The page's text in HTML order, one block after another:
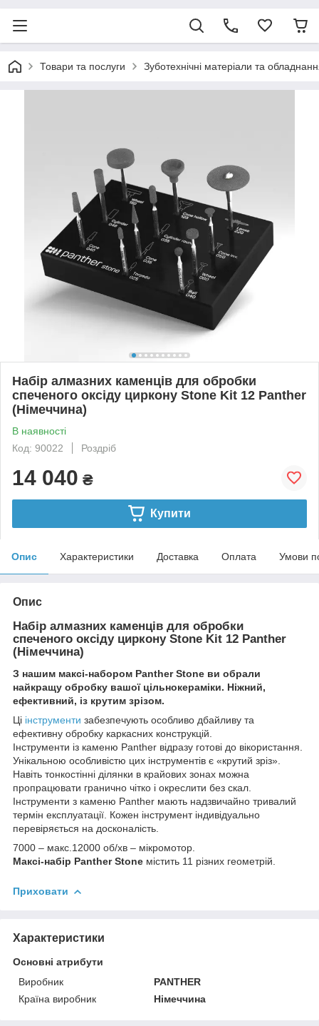
Товари та послуги Зуботехнічні матеріали та
Набір алмазних каменців для обробки
спеченого оксіду циркону Stone Kit 12 Panther
(Німеччина)
В наявності
Код: 90022
Роздріб
14 040 ₴
Купити
Опис Характеристики Доставка Оплата Умови
Опис
Набір алмазних каменців для обробки
спеченого оксіду циркону Stone Kit 12 Panther
(Німеччина)
З нашим максі-набором Panther Stone ви обрали
найкращу обробку вашої цільнокераміки. Ніжний,
ефективний, із крутим зрізом.
Ці інструменти забезпечують особливо дбайливу та
ефективну обробку каркасних конструкцій.
Інструменти із каменю Panther відразу готові до вікористання.
Унікальною особливістю цих інструментів є «крутий зріз».
Навіть тонкостінні ділянки в крайових зонах можна
пропрацювати гранично чітко і окреслити без скал.
Інструменти з каменю Panther мають надзвичайно тривалий
термін експлуатації. Кожен інструмент індивідуально
перевіряється на досконалість.
7000 – макс.12000 об/хв – мікромотор.
Максі-набір Panther Stone містить 11 різних геометрій.
Приховати
Характеристики
Основні атрибути
Виробник
PANTHER
Країна виробник
Німеччина